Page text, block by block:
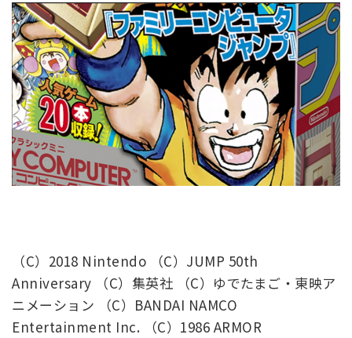
（C）2018 Nintendo （C）JUMP 50th
Anniversary （C）集英社 （C）ゆでたまご・東映ア
ニメーション （C）BANDAI NAMCO
Entertainment Inc. （C）1986 ARMOR